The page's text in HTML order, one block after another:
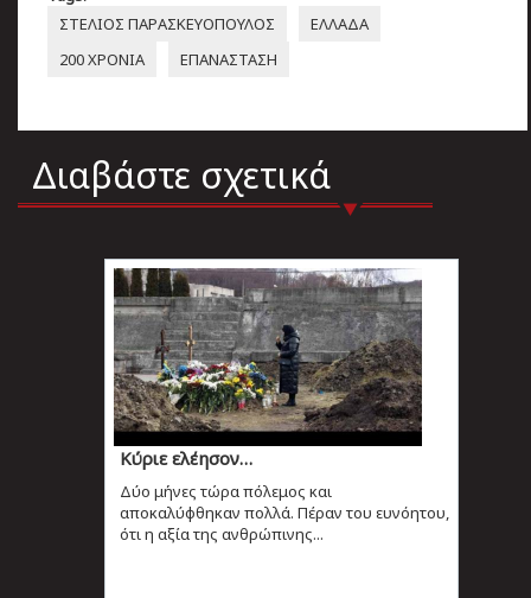
ΣΤΕΛΙΟΣ ΠΑΡΑΣΚΕΥΟΠΟΥΛΟΣ
ΕΛΛΑΔΑ
200 ΧΡΟΝΙΑ
ΕΠΑΝΑΣΤΑΣΗ
Διαβάστε σχετικά
Κύριε ελέησον…
Δύο μήνες τώρα πόλεμος και
αποκαλύφθηκαν πολλά. Πέραν του ευνόητου,
ότι η αξία της ανθρώπινης...